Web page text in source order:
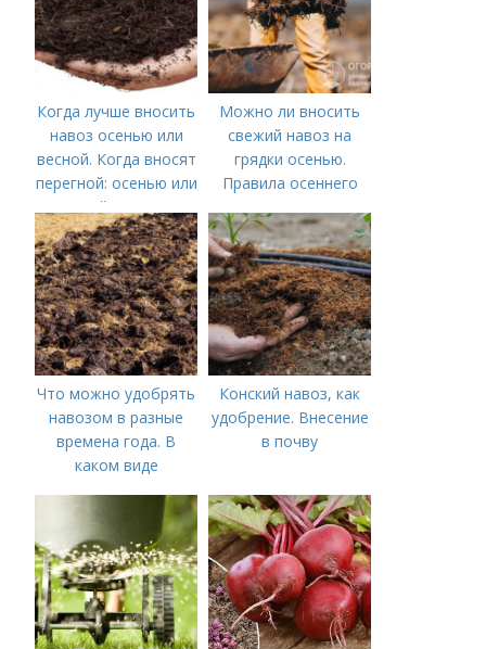
Когда лучше вносить
навоз осенью или
весной. Когда вносят
перегной: осенью или
весной, правила
внесения удобрений
Можно ли вносить
свежий навоз на
грядки осенью.
Правила осеннего
Что можно удобрять
навозом в разные
времена года. В
каком виде
Конский навоз, как
удобрение. Внесение
в почву